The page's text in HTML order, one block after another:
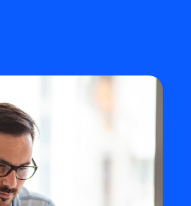
quan tâm ngay lúc này.